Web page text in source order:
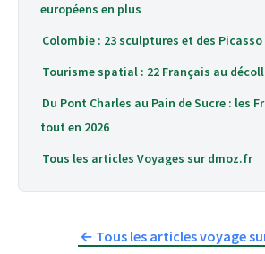
européens en plus
Colombie : 23 sculptures et des
Tourisme spatial : 22 Français au
Du Pont Charles au Pain de Sucre : les
tout en 2026
Tous les articles Voyages sur dmoz.fr
← Tous les articles voyage